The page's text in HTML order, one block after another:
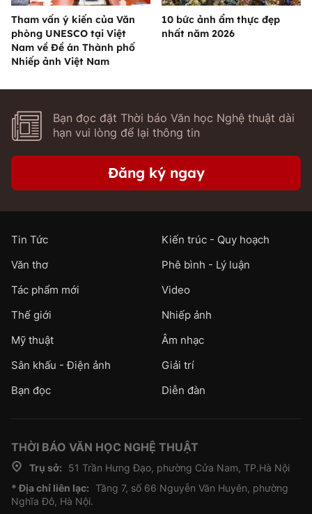
Tham vấn ý kiến của Văn
phòng UNESCO tại Việt
Nam về Đề án Thành phố
Nhiếp ảnh Việt Nam
10 bức ảnh ẩm thực đẹp
nhất năm 2026
Bạn đọc đặt Thời báo Văn học Nghệ thuật dài
hạn vui lòng để lại thông tin
Đăng ký ngay
Tin Tức
Kiến trúc - Quy hoạch
Văn thơ
Phê bình - Lý luận
Tác phẩm mới
Video
Thế giới
Nhiếp ảnh
Mỹ thuật
Âm nhạc
Sân khấu - Điện ảnh
Giải trí
Bạn đọc
Diễn đàn
THỜI BÁO VĂN HỌC NGHỆ THUẬT
Trụ sở:
51 Trần Hưng Đạo, phường Cửa Nam, TP.Hà Nội
* Địa chỉ liên lạc: Tầng 7, số 66 Nguyễn Văn Huyên, phường
Nghĩa Đô, Hà Nội.